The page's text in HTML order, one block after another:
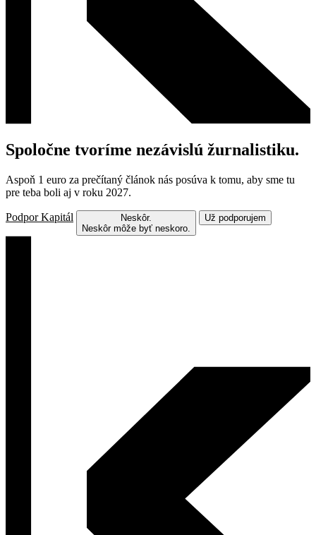
Spoločne tvoríme nezávislú žurnalistiku.
Aspoň 1 euro za prečítaný článok nás posúva k tomu, aby sme tu
pre teba boli aj v roku 2027.
Podpor Kapitál
Neskôr.
Neskôr môže byť neskoro.
Už podporujem